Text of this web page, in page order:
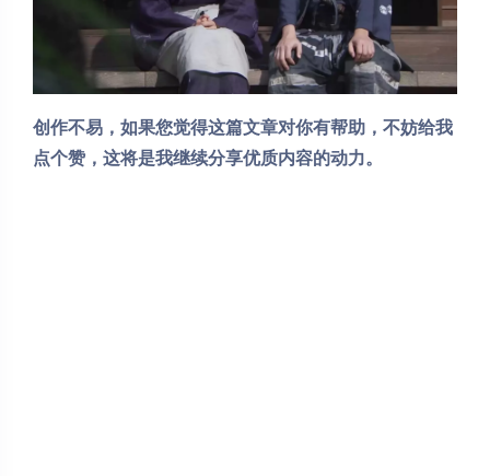
创作不易，如果您觉得这篇文章对你有帮助，不妨给我
点个赞，这将是我继续分享优质内容的动力。